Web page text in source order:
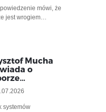
mówi, że
jest wrogiem…
Mucha
o
systemów